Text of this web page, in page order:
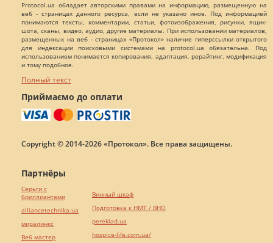
Protocol.ua обладает авторскими правами на информацию, размещенную на
веб - страницах данного ресурса, если не указано иное. Под информацией
понимаются тексты, комментарии, статьи, фотоизображения, рисунки, ящик-
шота, сканы, видео, аудио, другие материалы. При использовании материалов,
размещенных на веб - страницах «Протокол» наличие гиперссылки открытого
для индексации поисковыми системами на protocol.ua обязательна. Под
использованием понимается копирования, адаптация, рерайтинг, модификация
и тому подобное.
Полный текст
Приймаємо до оплати
Copyright © 2014-2026 «Протокол». Все права защищены.
Партнёры
Серьги с
бриллиантами
alliancetechnika.ua
миралинкс
Веб мастер
Винный шкаф
Подготовка к НМТ / ВНО
pereklad.ua
hospice-life.com.ua/